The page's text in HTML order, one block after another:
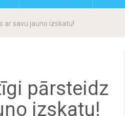
ar savu jauno izskatu!
pārsteidz
izskatu!